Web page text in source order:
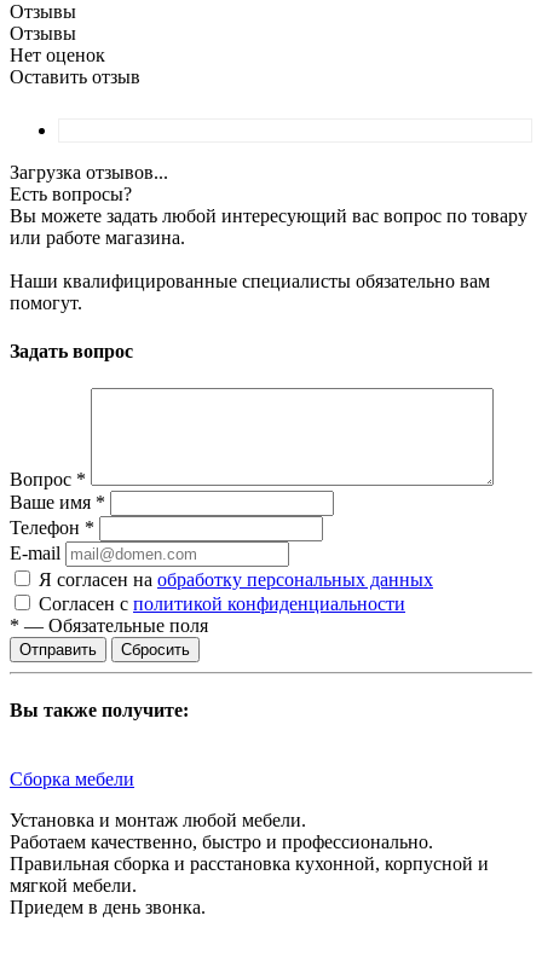
Отзывы
Отзывы
Нет оценок
Оставить отзыв
Загрузка отзывов...
Есть вопросы?
Вы можете задать любой интересующий вас вопрос по товару
или работе магазина.
Наши квалифицированные специалисты обязательно вам
помогут.
Задать вопрос
Вопрос *
Ваше имя *
Телефон *
E-mail
Я согласен на обработку персональных данных
Согласен с политикой конфиденциальности
* — Обязательные поля
Сбросить
Вы также получите:
Сборка мебели
Установка и монтаж любой мебели.
Работаем качественно, быстро и профессионально.
Правильная сборка и расстановка кухонной, корпусной и
мягкой мебели.
Приедем в день звонка.